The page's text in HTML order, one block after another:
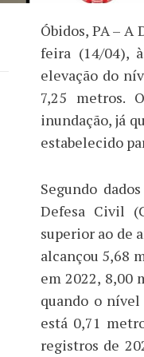
Óbidos, PA –
feira (14/04),
elevação do
7,25 metros.
inundação, já
estabelecido
Segundo
Defesa Civil
superior ao de
alcançou 5,68
em 2022, 8,00
quando o
está 0,71
registros de